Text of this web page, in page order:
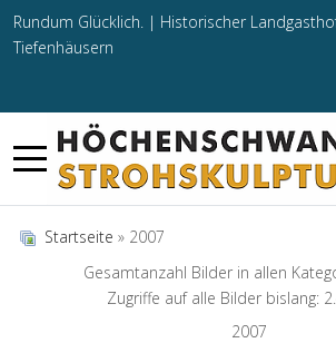
Rundum Glücklich. | Historischer
Tiefenhäusern
Startseite » 2007
Gesamtanzahl Bilder in allen
Zugriffe auf alle Bilder bislang:
2007